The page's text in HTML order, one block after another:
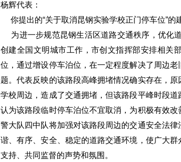
杨辉代表：
你提出的“关于取消昆钢实验学校正门停车位”的
为进一步规范昆钢生活区道路交通秩序，优化
创建全国文明城市工作，市创文指挥部安排相关
位，通过增设停车泊位，在一定程度解决了周边
题。代表反映的该路段高峰拥堵情况确实存在，
学校周边，造成了交通拥堵，但该路段平峰时段
认为该路段临时停车泊位不宜取消，为积极有效
警大队四中队将加强对该路段周边的交通安全法
谐、有序、安全、稳定的道路交通环境，使广大
支持、共同监督的声势和氛围。